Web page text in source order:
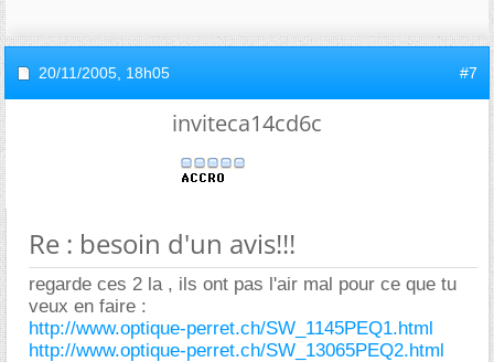
20/11/2005, 18h05 #7
inviteca14cd6c
Re : besoin d'un avis!!!
regarde ces 2 la , ils ont pas l'air mal pour ce que tu
veux en faire :
http://www.optique-perret.ch/SW_1145PEQ1.html
http://www.optique-perret.ch/SW_13065PEQ2.html